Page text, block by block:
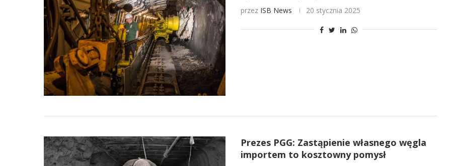
przez ISB News 20 stycznia 2025
Prezes PGG: Zastąpienie własnego węgla
importem to kosztowny pomysł